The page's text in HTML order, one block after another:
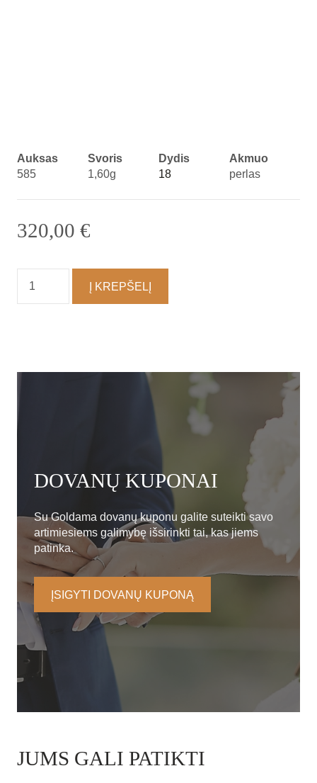
Auksas
585
Svoris
1,60g
Dydis
18
Akmuo
perlas
320,00 €
kiekis:
Žiedas
Į KREPŠELĮ
DOVANŲ KUPONAI
Su Goldama dovanų kuponu galite suteikti savo
artimiesiems galimybę išsirinkti tai, kas jiems
patinka.
ĮSIGYTI DOVANŲ KUPONĄ
JUMS GALI PATIKTI